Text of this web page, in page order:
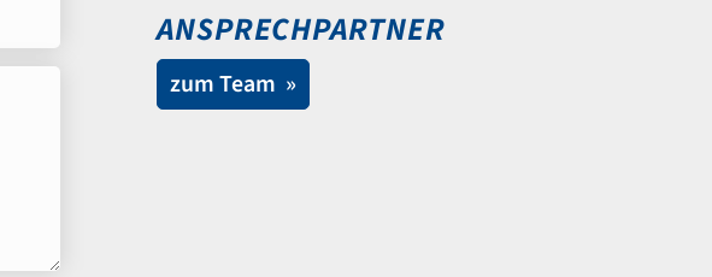
ANSPRECH­PARTNER
zum Team »